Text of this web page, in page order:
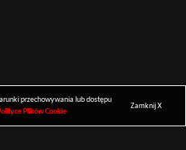
przechowywania lub dostępu
Plików Cookie
Zamknij X